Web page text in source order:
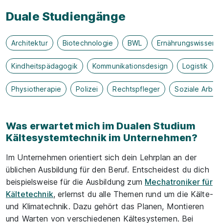
Duale Studiengänge
Architektur Biotechnologie BWL
Kindheitspädagogik Kommunikationsdesign Logistik
Physiotherapie Polizei Rechtspfleger Soziale
Was erwartet mich im Dualen Studium
Kältesystemtechnik im Unternehmen?
Im Unternehmen orientiert sich dein Lehrplan an der
üblichen Ausbildung für den Beruf. Entscheidest du dich
beispielsweise für die Ausbildung zum Mechatroniker für
Kältetechnik, erlernst du alle Themen rund um die Kälte-
und Klimatechnik. Dazu gehört das Planen, Montieren
und Warten von verschiedenen Kältesystemen. Bei